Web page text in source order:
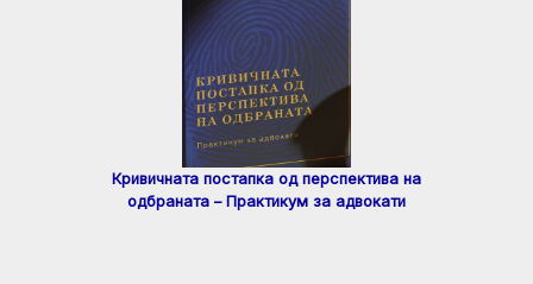
Кривичната постапка од перспектива на
одбраната – Практикум за адвокати